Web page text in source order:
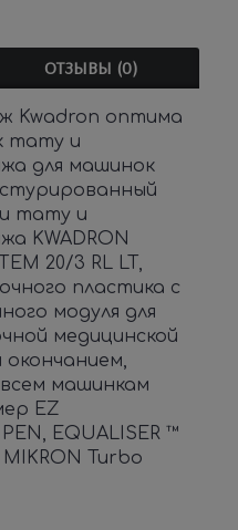
ОТЗЫВЫ (0)
Kwadron оптима
тату и
для машинок
тату и
KWADRON
20/3 RL LT,
пластика с
модуля для
медицинской
машинкам
EZ
EQUALISER ™
Turbo